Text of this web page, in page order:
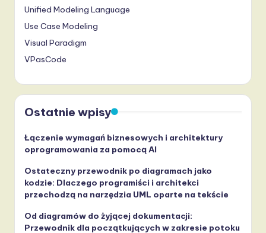
Unified Modeling Language
Use Case Modeling
Visual Paradigm
VPasCode
Ostatnie wpisy
Łączenie wymagań biznesowych i architektury
oprogramowania za pomocą AI
Ostateczny przewodnik po diagramach jako
kodzie: Dlaczego programiści i architekci
przechodzą na narzędzia UML oparte na tekście
Od diagramów do żyjącej dokumentacji:
Przewodnik dla początkujących w zakresie potoku